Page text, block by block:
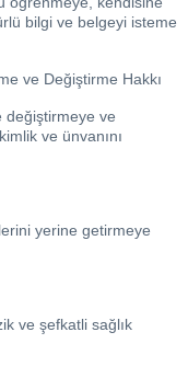
bilgi ve belgeyi isteme
ve Değiştirme Hakkı
değiştirmeye ve
ve ünvanını
yerine getirmeye
ve şefkatli sağlık